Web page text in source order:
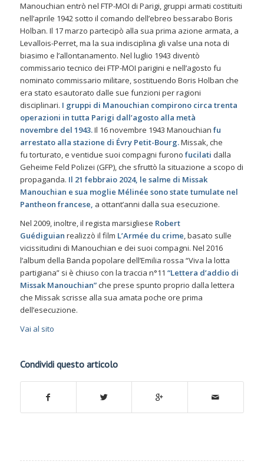
Manouchian entrò nel FTP-MOI di Parigi, gruppi armati costituiti
nell’aprile 1942 sotto il comando dell’ebreo bessarabo Boris
Holban. Il 17 marzo partecipò alla sua prima azione armata, a
Levallois-Perret, ma la sua indisciplina gli valse una nota di
biasimo e l’allontanamento. Nel luglio 1943 diventò
commissario tecnico dei FTP-MOI parigini e nell’agosto fu
nominato commissario militare, sostituendo Boris Holban che
era stato esautorato dalle sue funzioni per ragioni
disciplinari. I gruppi di Manouchian compirono circa trenta
operazioni in tutta Parigi dall’agosto alla metà
novembre del 1943.Il 16 novembre 1943 Manouchian fu
arrestato alla stazione di Évry Petit-Bourg.Missak, che
fu torturato, e ventidue suoi compagni furono fucilati dalla
Geheime Feld Polizei (GFP), che sfruttò la situazione a scopo di
propaganda. Il 21 febbraio 2024, le salme di Missak
Manouchian e sua moglie Mélinée sono state tumulate nel
Pantheon francese, a ottant’anni dalla sua esecuzione.
Nel 2009, inoltre, il regista marsigliese Robert
Guédiguian realizzò il film L’Armée du crime, basato sulle
vicissitudini di Manouchian e dei suoi compagni. Nel 2016
l’album della Banda popolare dell’Emilia rossa “Viva la lotta
partigiana” si è chiuso con la traccia n°11 “Lettera d’addio di
Missak Manouchian”che prese spunto proprio dalla lettera
che Missak scrisse alla sua amata poche ore prima
dell’esecuzione.
Vai al sito
Condividi questo articolo